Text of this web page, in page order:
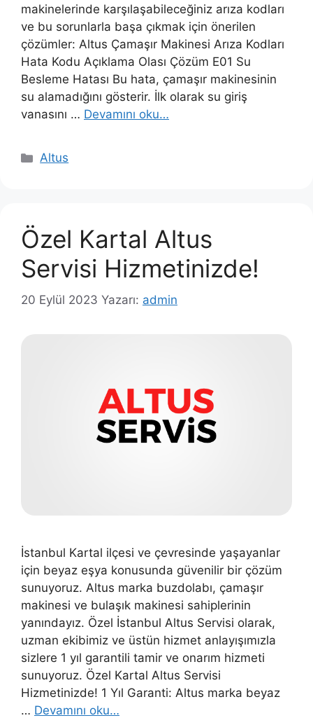
makinelerinde karşılaşabileceğiniz arıza kodları
ve bu sorunlarla başa çıkmak için önerilen
çözümler: Altus Çamaşır Makinesi Arıza Kodları
Hata Kodu Açıklama Olası Çözüm E01 Su
Besleme Hatası Bu hata, çamaşır makinesinin
su alamadığını gösterir. İlk olarak su giriş
vanasını … Devamını oku…
Kategoriler
Altus
Özel Kartal Altus
Servisi Hizmetinizde!
20 Eylül 2023 Yazarı: admin
İstanbul Kartal ilçesi ve çevresinde yaşayanlar
için beyaz eşya konusunda güvenilir bir çözüm
sunuyoruz. Altus marka buzdolabı, çamaşır
makinesi ve bulaşık makinesi sahiplerinin
yanındayız. Özel İstanbul Altus Servisi olarak,
uzman ekibimiz ve üstün hizmet anlayışımızla
sizlere 1 yıl garantili tamir ve onarım hizmeti
sunuyoruz. Özel Kartal Altus Servisi
Hizmetinizde! 1 Yıl Garanti: Altus marka beyaz
… Devamını oku…